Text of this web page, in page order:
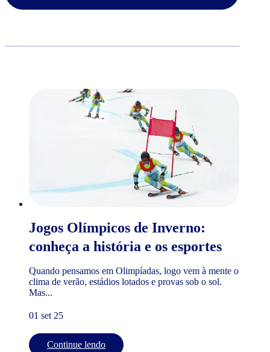
Jogos Olímpicos de Inverno:
conheça a história e os esportes
Quando pensamos em Olimpíadas, logo vem à mente o
clima de verão, estádios lotados e provas sob o sol.
Mas...
01 set 25
Continue lendo